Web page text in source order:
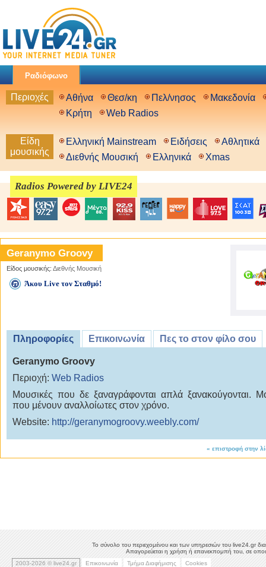
Ραδιόφωνο
Περιοχές Αθήνα Θεσ/κη Πελ/νησος
Μακεδονία
Κρήτη
Web Radios
Είδη
μουσικής
Ελληνική Mainstream Ειδήσεις
Αθλητικά
Διεθνής Μουσική
Ελληνικά Xmas
Radios Powered by LIVE24
Geranymo Groovy
Είδος μουσικής: Διεθνής Μουσική
Άκου Live τον Σταθμό!
Πληροφορίες Επικοινωνία Πες το στον φίλο σου
Geranymo Groovy
Περιοχή: Web Radios
Μουσικές που δε ξαναγράφονται απλά ξανακούγονται.
που μένουν αναλλοίωτες στον χρόνο.
Website: http://geranymogroovy.weebly.com/
« επιστροφή στην
Το σύνολο του περιεχομένου και των υπηρεσιών του live24.gr
Απαγορεύεται η χρήση ή επανεκπομπή του, σε
2003-2026 © live24.gr
Επικοινωνία Τμήμα Διαφήμισης Cookies